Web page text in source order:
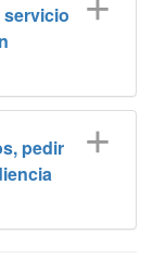
pedir